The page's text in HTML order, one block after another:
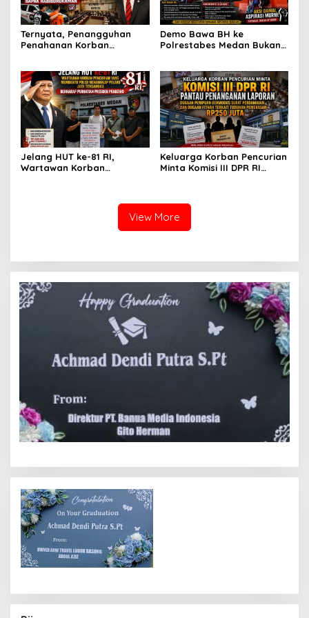
Ternyata, Penangguhan
Penahanan Korban
Setelah Membantu Polisi
Menangkap Maling Atas
Atensi Ketua Komisi III DPR
RI Bapak Habiburokhman
Demo Bawa BH ke
Polrestabes Medan Bukan
dan Rasa Kecewa
Lambatnya Penanganan
Pekara di Polrestabes
Medan
Jelang HUT ke-81 RI,
Wartawan Korban
Keluarga Korban Pencurian
Minta Komisi III DPR RI
Perdamaian dan Dugaan
Fitnah Terkait Tuduhan
Pemerasan Rp250 Juta
View More